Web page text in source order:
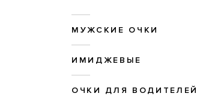
МУЖСКИЕ ОЧКИ
ИМИДЖЕВЫЕ
ОЧКИ ДЛЯ ВОДИТЕЛЕЙ